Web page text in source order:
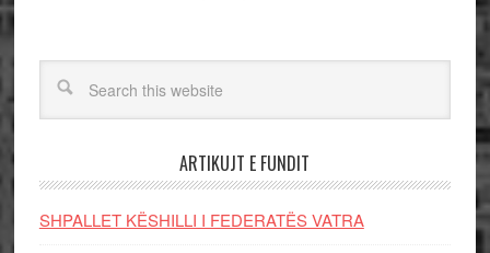
ARTIKUJT E FUNDIT
SHPALLET KËSHILLI I FEDERATËS VATRA